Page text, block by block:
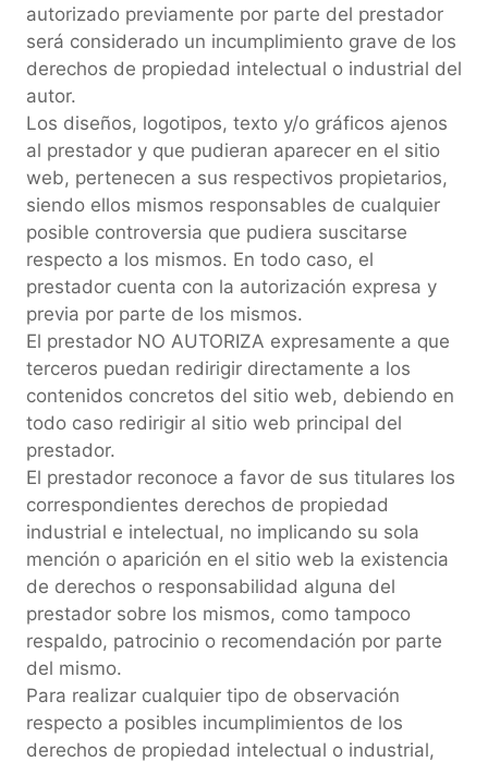
autorizado previamente por parte del prestador
será considerado un incumplimiento grave de los
derechos de propiedad intelectual o industrial del
autor.
Los diseños, logotipos, texto y/o gráficos ajenos
al prestador y que pudieran aparecer en el sitio
web, pertenecen a sus respectivos propietarios,
siendo ellos mismos responsables de cualquier
posible controversia que pudiera suscitarse
respecto a los mismos. En todo caso, el
prestador cuenta con la autorización expresa y
previa por parte de los mismos.
El prestador NO AUTORIZA expresamente a que
terceros puedan redirigir directamente a los
contenidos concretos del sitio web, debiendo en
todo caso redirigir al sitio web principal del
prestador.
El prestador reconoce a favor de sus titulares los
correspondientes derechos de propiedad
industrial e intelectual, no implicando su sola
mención o aparición en el sitio web la existencia
de derechos o responsabilidad alguna del
prestador sobre los mismos, como tampoco
respaldo, patrocinio o recomendación por parte
del mismo.
Para realizar cualquier tipo de observación
respecto a posibles incumplimientos de los
derechos de propiedad intelectual o industrial,